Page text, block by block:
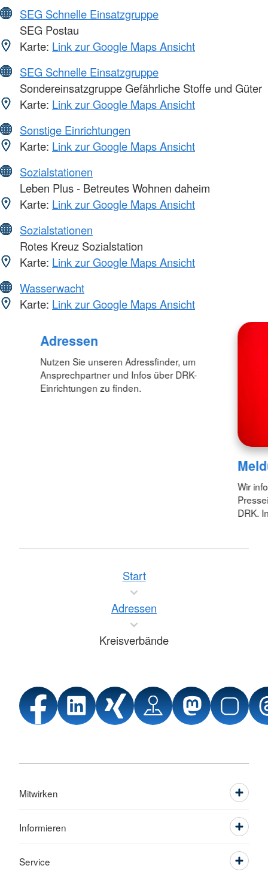
SEG Schnelle Einsatzgruppe
SEG Postau
Karte: Link zur Google Maps Ansicht
SEG Schnelle Einsatzgruppe
Sondereinsatzgruppe Gefährliche Stoffe und Güter
Karte: Link zur Google Maps Ansicht
Sonstige Einrichtungen
Karte: Link zur Google Maps Ansicht
Sozialstationen
Leben Plus - Betreutes Wohnen daheim
Karte: Link zur Google Maps Ansicht
Sozialstationen
Rotes Kreuz Sozialstation
Karte: Link zur Google Maps Ansicht
Wasserwacht
Karte: Link zur Google Maps Ansicht
Adressen
Nutzen Sie unseren Adressfinder, um
Ansprechpartner und Infos über DRK-
Einrichtungen zu finden.
Wir
DRK.
Start
Adressen
Kreisverbände
Mitwirken
Informieren
Service